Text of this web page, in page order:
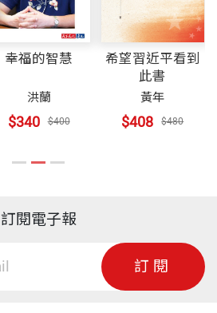
幸福的智慧
洪蘭
$340 $400
希望習近平看到
此書
黃年
$408 $480
訂閱電子報
訂閱